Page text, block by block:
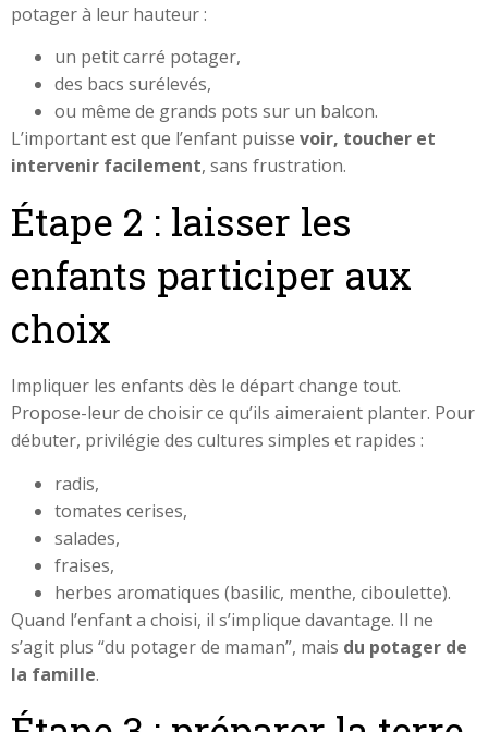
potager à leur hauteur :
un petit carré potager,
des bacs surélevés,
ou même de grands pots sur un balcon.
L’important est que l’enfant puisse voir, toucher et
intervenir facilement, sans frustration.
Étape 2 : laisser les
enfants participer aux
choix
Impliquer les enfants dès le départ change tout.
Propose-leur de choisir ce qu’ils aimeraient planter. Pour
débuter, privilégie des cultures simples et rapides :
radis,
tomates cerises,
salades,
fraises,
herbes aromatiques (basilic, menthe, ciboulette).
Quand l’enfant a choisi, il s’implique davantage. Il ne
s’agit plus “du potager de maman”, mais du potager de
la famille.